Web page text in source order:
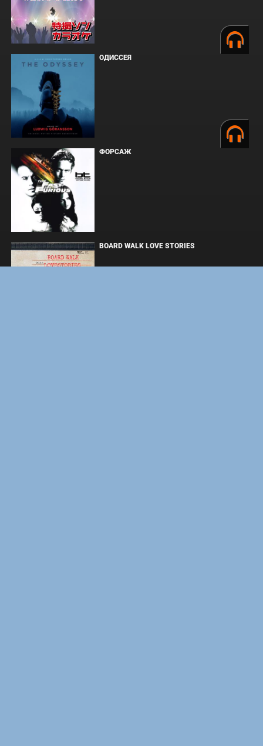
ОДИССЕЯ
ФОРСАЖ
BOARD WALK LOVE STORIES